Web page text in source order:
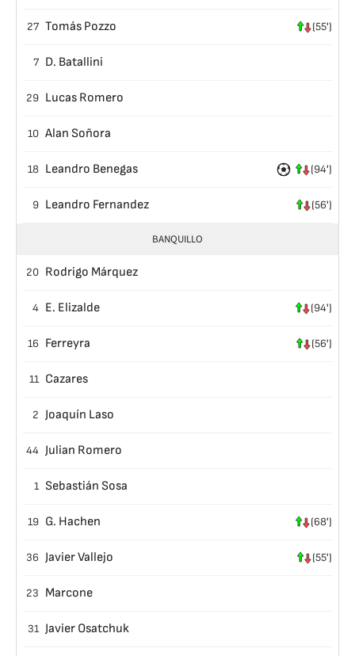
27 Tomás Pozzo (55')
7 D. Batallini
29 Lucas Romero
10 Alan Soñora
18 Leandro Benegas (94')
9 Leandro Fernandez (56')
BANQUILLO
20 Rodrigo Márquez
4 E. Elizalde (94')
16 Ferreyra (56')
11 Cazares
2 Joaquín Laso
44 Julian Romero
1 Sebastián Sosa
19 G. Hachen (68')
36 Javier Vallejo (55')
23 Marcone
31 Javier Osatchuk